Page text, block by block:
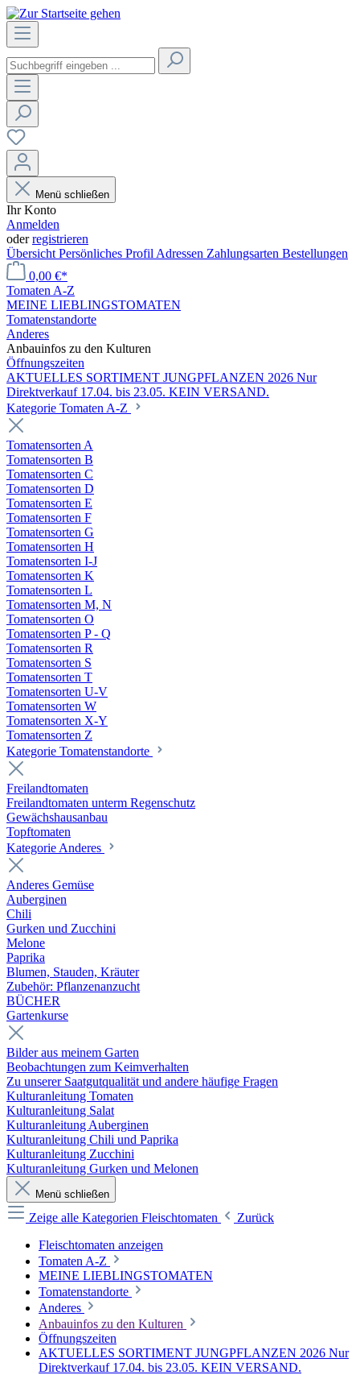
Menü schließen
Ihr Konto
Anmelden
oderregistrieren
Übersicht Persönliches Profil Adressen Zahlungsarten Bestellungen
0,00 €*
Tomaten A-Z
MEINE LIEBLINGSTOMATEN
Tomatenstandorte
Anderes
Anbauinfos zu den Kulturen
Öffnungszeiten
AKTUELLES SORTIMENT JUNGPFLANZEN 2026 Nur
Direktverkauf 17.04. bis 23.05. KEIN VERSAND.
Kategorie Tomaten A-Z
Tomatensorten A
Tomatensorten B
Tomatensorten C
Tomatensorten D
Tomatensorten E
Tomatensorten F
Tomatensorten G
Tomatensorten H
Tomatensorten I-J
Tomatensorten K
Tomatensorten L
Tomatensorten M, N
Tomatensorten O
Tomatensorten P - Q
Tomatensorten R
Tomatensorten S
Tomatensorten T
Tomatensorten U-V
Tomatensorten W
Tomatensorten X-Y
Tomatensorten Z
Kategorie Tomatenstandorte
Freilandtomaten
Freilandtomaten unterm Regenschutz
Gewächshausanbau
Topftomaten
Kategorie Anderes
Anderes Gemüse
Auberginen
Chili
Gurken und Zucchini
Melone
Paprika
Blumen, Stauden, Kräuter
Zubehör: Pflanzenanzucht
BÜCHER
Gartenkurse
Bilder aus meinem Garten
Beobachtungen zum Keimverhalten
Zu unserer Saatgutqualität und andere häufige Fragen
Kulturanleitung Tomaten
Kulturanleitung Salat
Kulturanleitung Auberginen
Kulturanleitung Chili und Paprika
Kulturanleitung Zucchini
Kulturanleitung Gurken und Melonen
Menü schließen
Zeige alle Kategorien Fleischtomaten
Zurück
Fleischtomaten anzeigen
Tomaten A-Z
MEINE LIEBLINGSTOMATEN
Tomatenstandorte
Anderes
Anbauinfos zu den Kulturen
Öffnungszeiten
AKTUELLES SORTIMENT JUNGPFLANZEN 2026 Nur
Direktverkauf 17.04. bis 23.05. KEIN VERSAND.